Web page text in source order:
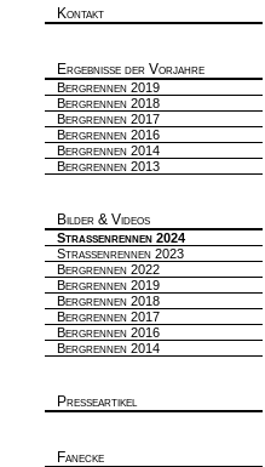
Kontakt
Ergebnisse der Vorjahre
Bergrennen 2019
Bergrennen 2018
Bergrennen 2017
Bergrennen 2016
Bergrennen 2014
Bergrennen 2013
Bilder & Videos
Strassenrennen 2024
Strassenrennen 2023
Bergrennen 2022
Bergrennen 2019
Bergrennen 2018
Bergrennen 2017
Bergrennen 2016
Bergrennen 2014
Presseartikel
Fanecke